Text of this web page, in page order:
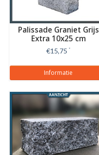
Palissade Graniet Grijs
Extra 10x25 cm
€15,75 *
Informatie